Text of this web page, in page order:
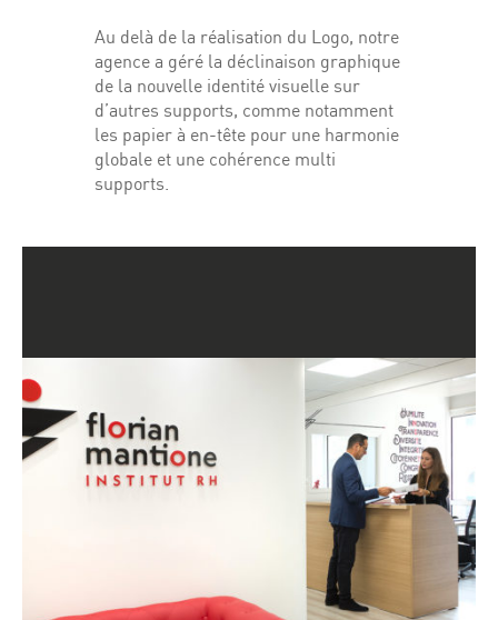
Au delà de la réalisation du Logo, notre
agence a géré la déclinaison graphique
de la nouvelle identité visuelle sur
d’autres supports, comme notamment
les papier à en-tête pour une harmonie
globale et une cohérence multi
supports.